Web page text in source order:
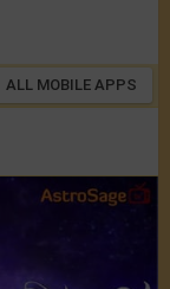
ALL MOBILE APPS